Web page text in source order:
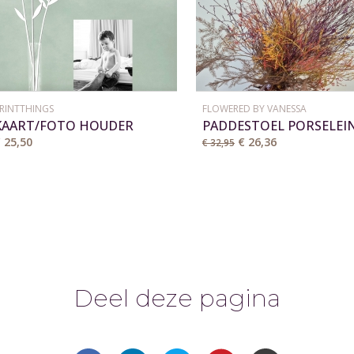
FOTO HOUDER
BLOEMEN VAAS
25,50
FLOWERED BY VANESSA
PADDESTOEL
HERFST
€ 32,95 € 26,36
Deel deze pagina